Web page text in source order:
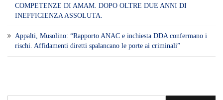
COMPETENZE DI AMAM. DOPO OLTRE DUE ANNI DI
INEFFICIENZA ASSOLUTA.
​Appalti, Musolino: “Rapporto ANAC e inchiesta DDA confermano i
rischi. Affidamenti diretti spalancano le porte ai criminali”